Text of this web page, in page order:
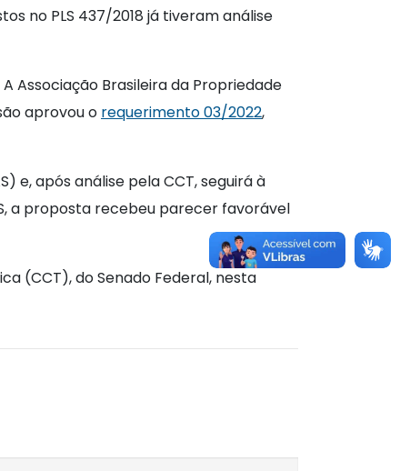
no PLS 437/2018 já tiveram análise
Associação Brasileira da Propriedade
aprovou o requerimento 03/2022,
e, após análise pela CCT, seguirá à
a proposta recebeu parecer favorável
(CCT), do Senado Federal, nesta